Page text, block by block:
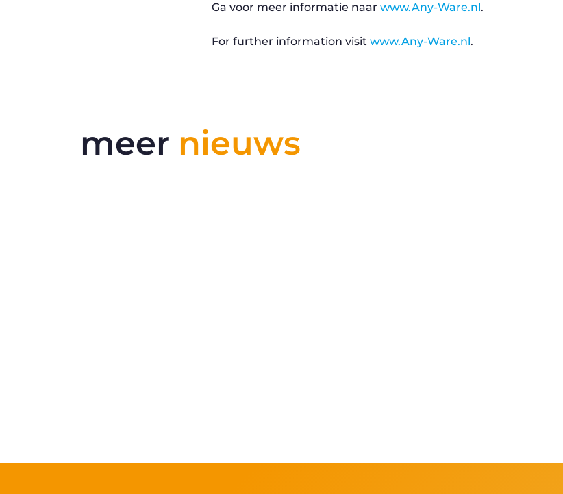
Ga voor meer informatie naar www.Any-Ware.nl.
For further information visit www.Any-Ware.nl.
meer nieuws